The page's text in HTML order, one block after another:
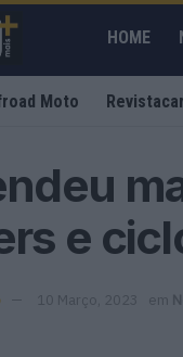
HOME
Moto
e
10 Março, 2023 em